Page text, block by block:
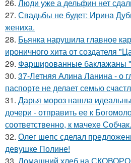
26. Люди уже а дельфин нет
27. Свадьбы не будет: Ирина
жениха.
28. Бьянка нарушила главное
ироничного хита от создателя
29. Фаршированные баклажаны
30. 37-Летняя Алина Ланина - о
паспорте не делает семью
31. Дарья мороз нашла
дочери - отправить ее к
соответственно, к мачехе Собчак.
32. Олег шепс сделал
девушке Полине!
33. Домашний хлеб на